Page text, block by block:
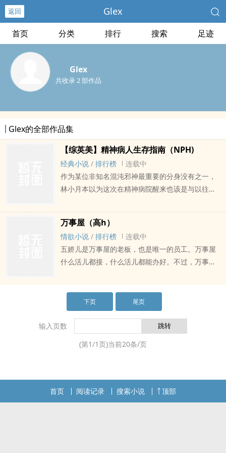
返回 Glex
首页 分类 排行 搜索 足迹
Glex
共收录 2 部作品
Glex的全部作品集
【综英美】精神病人生存指南（NPH)
经典小说 / 排行榜
连载中
作为某位非知名混沌邪神最重要的分身没有之一，
林小月本以为这次在精神病院醒来也该是与以往经
了最初的磨合期，适应良好的林小月不仅成功觉醒
了和病友追更蝙布文学的小小爱好，还在某次小丑
的越狱中非常不小心的“失手”杀了小丑。? ? ? ? 杀死
小丑是有些别的原因，但最主要的还是为自己报
在是一桩精神病人“防卫过当”的小事，不值得引起任
何人的关注，却没想到不仅引起了蝙蝠侠的注视，
一离开精神病院，不情不愿的林小月就无缝衔接了
一份为哥谭首富布鲁斯·韦恩清理庄园的好工作。不
遵照着管家先生阿尔弗雷德的吩咐，兢兢业业的工
作着。? ? ? ? ?一个月过去，就在林小月以为自己已
经适应了新工作，一切尘埃落定，日子将变得无聊
万事屋（高h）
情欲小说 / 排行榜
连载中
五娇儿是万事屋的老板，也是唯一的员工。万事屋
什么活儿都接，什么活儿都能办好。不过，万事屋
材也好。因为，他们的身体就是她要的酬劳。
下页 尾页
输入页数
(第1/1页)当前20条/页
首页 阅读记录 搜索小说 顶部